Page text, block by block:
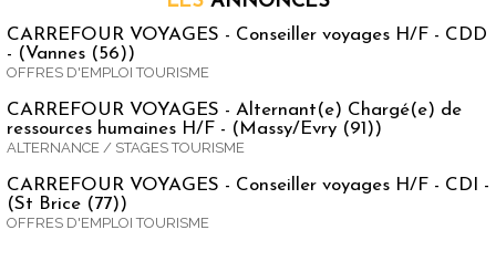
CARREFOUR VOYAGES - Conseiller voyages H/F - CDD
- (Vannes (56))
OFFRES D'EMPLOI TOURISME
CARREFOUR VOYAGES - Alternant(e) Chargé(e) de
ressources humaines H/F - (Massy/Evry (91))
ALTERNANCE / STAGES TOURISME
CARREFOUR VOYAGES - Conseiller voyages H/F - CDI -
(St Brice (77))
OFFRES D'EMPLOI TOURISME